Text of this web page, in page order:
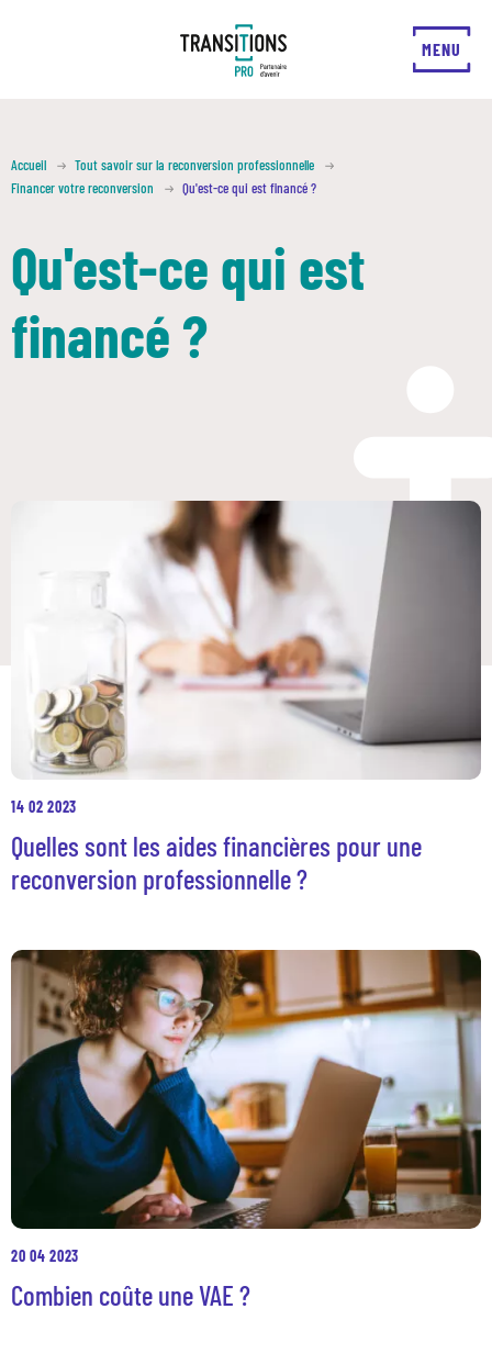
MENU
FERMER
Accueil
Tout savoir sur la reconversion professionnelle
Financer votre reconversion
Qu'est-ce qui est financé ?
Qu'est-ce qui est
financé ?
14 02 2023
Quelles sont les aides financières pour une
reconversion professionnelle ?
20 04 2023
Combien coûte une VAE ?